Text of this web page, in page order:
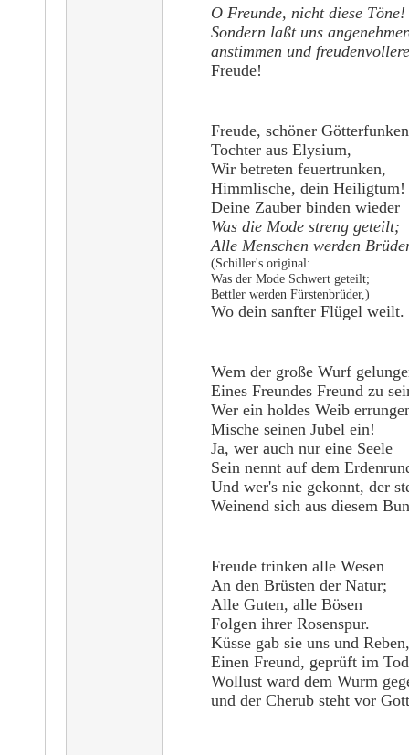
O Freunde, nicht diese Töne!
Sondern laßt uns
anstimmen und
Freude!
Freude, schöner Götterfunken
Tochter aus Elysium,
Wir betreten feuertrunken,
Himmlische, dein Heiligtum!
Deine Zauber binden wieder
Was die Mode streng geteilt;
Alle Menschen werden
(Schiller's original:
Was der Mode Schwert geteilt;
Bettler werden Fürstenbrüder,)
Wo dein sanfter Flügel weilt.
Wem der große Wurf
Eines Freundes Freund zu
Wer ein holdes Weib
Mische seinen Jubel ein!
Ja, wer auch nur eine Seele
Sein nennt auf dem
Und wer's nie gekonnt, der
Weinend sich aus diesem
Freude trinken alle Wesen
An den Brüsten der Natur;
Alle Guten, alle Bösen
Folgen ihrer Rosenspur.
Küsse gab sie uns und Reben,
Einen Freund, geprüft im
Wollust ward dem Wurm
und der Cherub steht vor